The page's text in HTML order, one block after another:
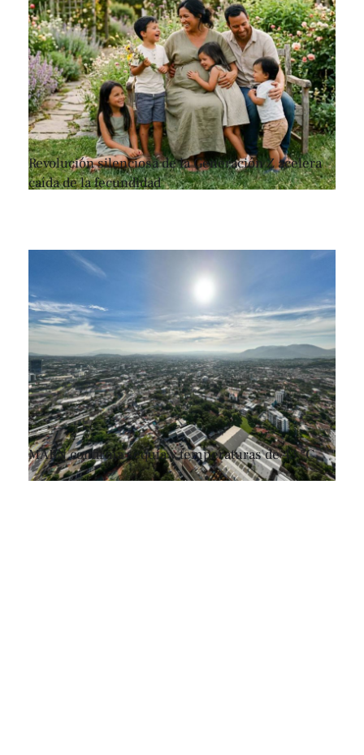
Revolución silenciosa de la Generación Z acelera
caída de la fecundidad
MARN confirma sequía y temperaturas de 43 °C